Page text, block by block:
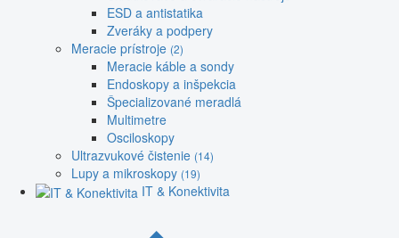
ESD a antistatika
Zveráky a podpery
Meracie prístroje (2)
Meracie káble a sondy
Endoskopy a inšpekcia
Špecializované meradlá
Multimetre
Osciloskopy
Ultrazvukové čistenie (14)
Lupy a mikroskopy (19)
IT & Konektivita